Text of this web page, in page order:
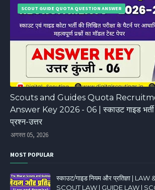
SCOUT GUIDE QUOTA QUESTION ANSWER
Scouts and Guides Quota
Answer Key 2026 - 06 | स्काउट गाइड भर्ती
प्रश्न-उत्तर
अगस्त 05, 2026
MOST POPULAR
स्काउट/गाइड नियम और प्रतिज्ञा |
SCOUT LAW | GUIDE LAW |